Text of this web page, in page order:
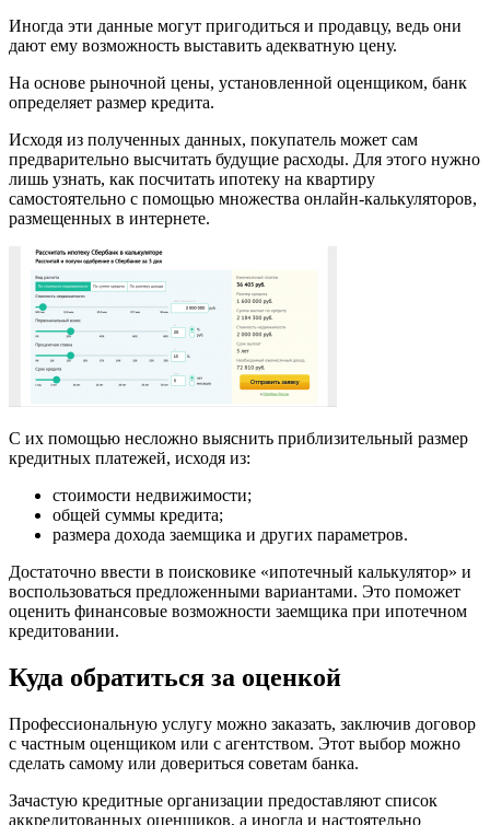
Иногда эти данные могут пригодиться и продавцу, ведь они
дают ему возможность выставить адекватную цену.
На основе рыночной цены, установленной оценщиком, банк
определяет размер кредита.
Исходя из полученных данных, покупатель может сам
предварительно высчитать будущие расходы. Для этого нужно
лишь узнать, как посчитать ипотеку на квартиру
самостоятельно с помощью множества онлайн-калькуляторов,
размещенных в интернете.
С их помощью несложно выяснить приблизительный размер
кредитных платежей, исходя из:
стоимости недвижимости;
общей суммы кредита;
размера дохода заемщика и других параметров.
Достаточно ввести в поисковике «ипотечный калькулятор» и
воспользоваться предложенными вариантами. Это поможет
оценить финансовые возможности заемщика при ипотечном
кредитовании.
Куда обратиться за оценкой
Профессиональную услугу можно заказать, заключив договор
с частным оценщиком или с агентством. Этот выбор можно
сделать самому или довериться советам банка.
Зачастую кредитные организации предоставляют список
аккредитованных оценщиков, а иногда и настоятельно